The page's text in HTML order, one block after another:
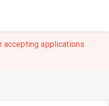
applications.